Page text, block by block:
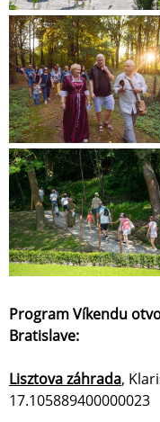
Program Víkendu
Bratislave:
Lisztova záhrada,
17.105889400000023